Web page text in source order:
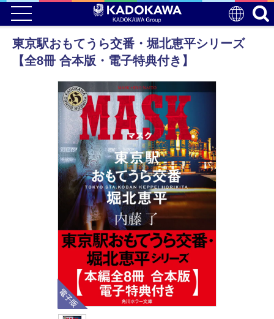
東京駅おもてうら交番・堀北恵平シリーズ
【全8冊 合本版・電子特典付き】
電子版